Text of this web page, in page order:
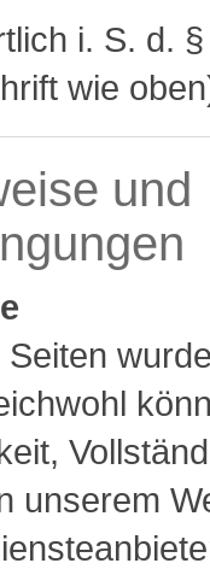
i. S. d.
wie
und
unserem